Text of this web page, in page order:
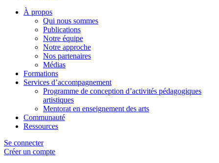
À propos
Qui nous sommes
Publications
Notre équipe
Notre approche
Nos partenaires
Médias
Formations
Services d’accompagnement
Programme de conception d’activités pédagogiques
artistiques
Mentorat en enseignement des arts
Communauté
Ressources
Se connecter
Créer un compte